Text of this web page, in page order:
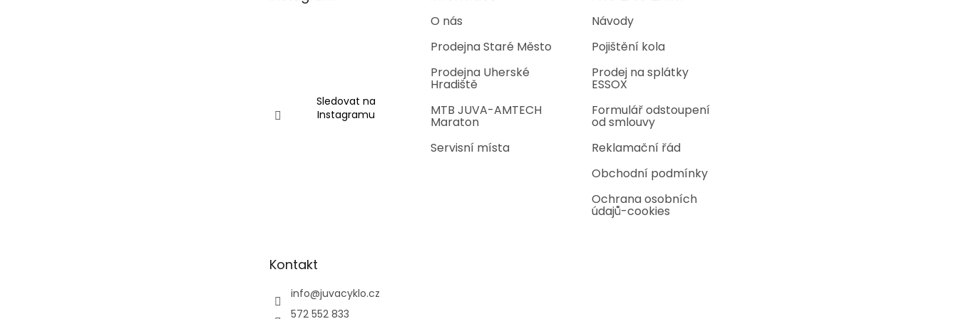
Sledovat na
Instagramu
O nás
Prodejna Staré Město
Prodejna Uherské
Hradiště
MTB JUVA-AMTECH
Maraton
Servisní místa
Návody
Pojištění kola
Prodej na splátky
ESSOX
Formulář odstoupení
od smlouvy
Reklamační řád
Obchodní podmínky
Ochrana osobních
údajů-cookies
Kontakt
info@juvacyklo.cz
572 552 833